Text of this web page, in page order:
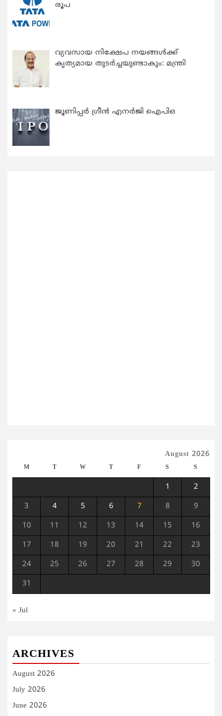
രൂപ
വ്യവസായ നിക്ഷേപ നയങ്ങള്‍ക്ക്
കൃത്യമായ തുടര്‍ച്ചയുണ്ടാകും: മന്ത്രി
ജൂണിപ്പർ ഗ്രീൻ എനർജി ഐപിഒ
August 2026
M T W T F S S
1 2
3 4 5 6 7 8 9
10 11 12 13 14 15 16
17 18 19 20 21 22 23
24 25 26 27 28 29 30
31
« Jul
ARCHIVES
August 2026
July 2026
June 2026